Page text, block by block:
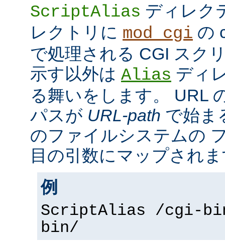
ScriptAlias ディレク
レクトリに mod_cgi の
で処理される CGI スク
示す以外は Alias ディ
る舞いをします。 URL
パスが URL-path で始ま
のファイルシステムの
目の引数にマップされ
例
ScriptAlias /cgi-
bin/